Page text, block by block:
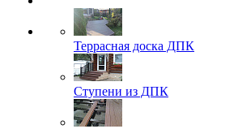
Террасная доска ДПК
Ступени из ДПК